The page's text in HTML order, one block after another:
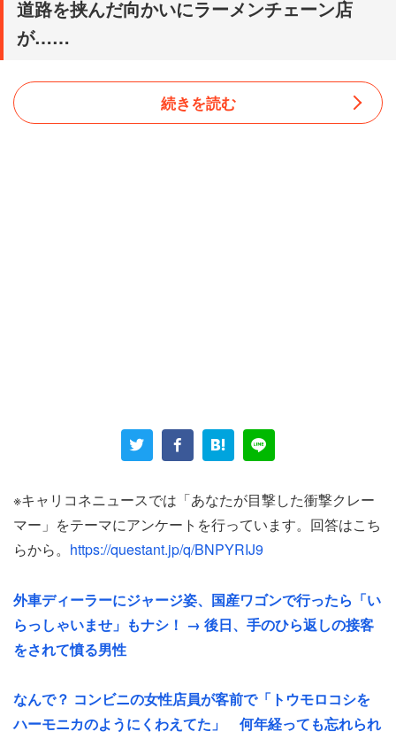
道路を挟んだ向かいにラーメンチェーン店
が……
牛丼屋に餃子があるとは普通考えないだろう。まさに逆ギ
を開いて見せ、「こちらからお選びください」と案内して
いたそう。
よると、道路を挟んだ向かいにラーメンチェーン店があっ
たという。
と男性も書いている。店を間違えたのかもしれないが、ど
続きを読む
※キャリコネニュースでは「あなたが目撃した衝撃クレー
マー」をテーマにアンケートを行っています。回答はこち
らから。 https://questant.jp/q/BNPYRIJ9
外車ディーラーにジャージ姿、国産ワゴンで行ったら「い
らっしゃいませ」もナシ！ → 後日、手のひら返しの接客
をされて憤る男性
なんで？ コンビニの女性店員が客前で「トウモロコシを
ハーモニカのようにくわえてた」 何年経っても忘れられ